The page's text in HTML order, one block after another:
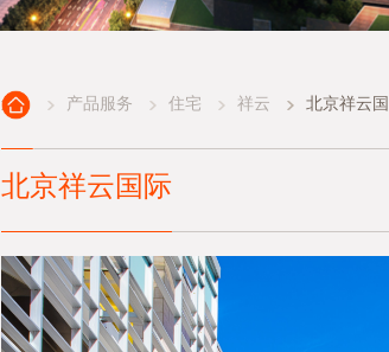
产品服务 住宅 祥云 北京祥云
北京祥云国际